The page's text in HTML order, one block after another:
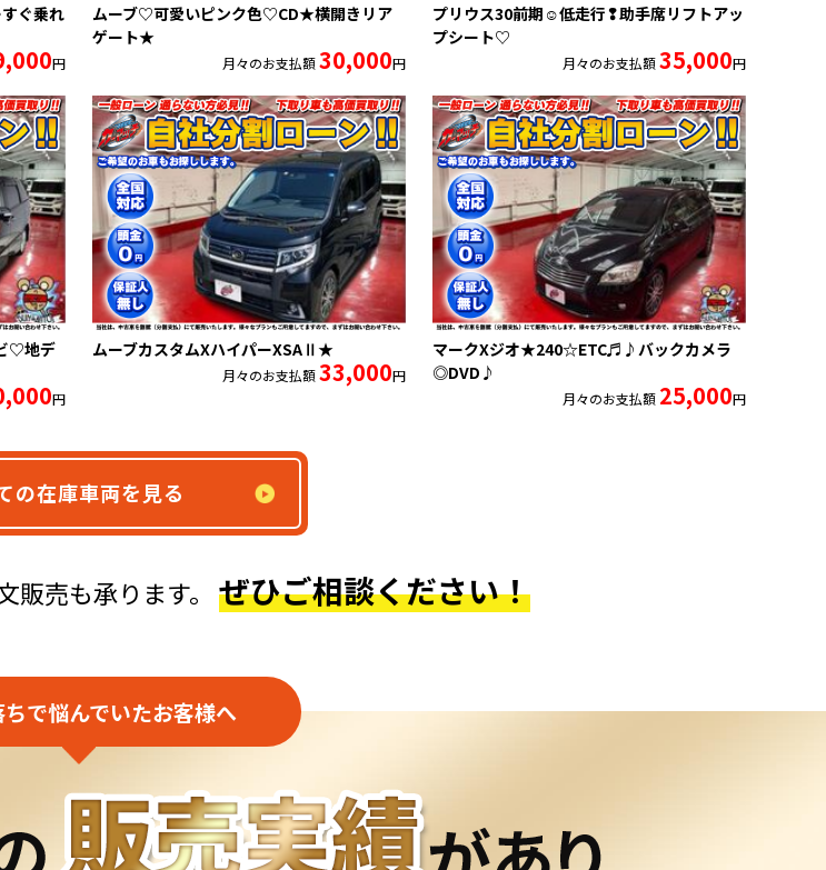
ぐ乗れ
円
ムーブ♡可愛いピンク色♡CD★横開きリア
ゲート★
月々のお支払額30,000円
プリウス30前期☺低走行❢助手席リフトアッ
プシート♡
月々のお支払額35,000円
♡地デ
円
ムーブカスタムXハイパーXSAⅡ★
月々のお支払額33,000円
マークXジオ★240☆ETC♬♪バックカメラ
◎DVD♪
月々のお支払額 25,000円
の在庫車両を見る
販売も承ります。 ぜひご相談ください！
ちで悩んでいたお客様へ